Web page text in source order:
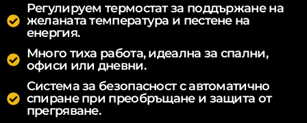
Регулируем термостат за поддържане на
желаната температура и пестене на
енергия.
Много тиха работа, идеална за спални,
офиси или дневни.
Система за безопасност с автоматично
спиране при преобръщане и защита от
прегряване.